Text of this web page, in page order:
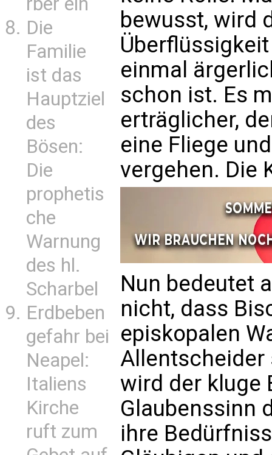
Die
Familie
ist das
Hauptziel
des
Bösen:
Die
prophetis
che
Warnung
des hl.
Scharbel
Erdbeben
gefahr bei
Neapel:
Italiens
Kirche
ruft zum
bewusst, wird
einmal
schon ist. Es
erträglicher,
eine Fliege
vergehen. Die
Nun bedeutet
nicht, dass
episkopalen
Allentscheider
wird der kluge
Glaubenssinn
ihre